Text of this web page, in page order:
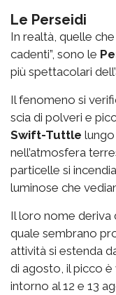
Le Perseidi
In realtà, quelle
cadenti”, sono le
più spettacolari
Il fenomeno si
scia di polveri e
Swift-Tuttle
nell’atmosfera
particelle si
luminose che
Il loro nome deriva
quale sembrano
attività si estenda
di agosto, il picco
intorno al 12 e 13